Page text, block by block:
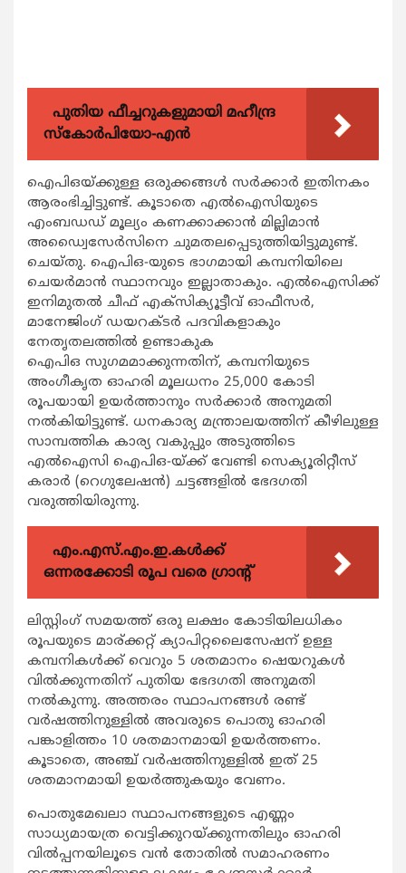
പുതിയ ഫീച്ചറുകളുമായി മഹീന്ദ്ര
സ്കോർപിയോ-എൻ
ഐപിഒയ്ക്കുള്ള ഒരുക്കങ്ങള്‍ സര്‍ക്കാര്‍ ഇതിനകം
ആരംഭിച്ചിട്ടുണ്ട്. കൂടാതെ എല്‍ഐസിയുടെ
എംബഡഡ് മൂല്യം കണക്കാക്കാന്‍ മില്ലിമാന്‍
അഡ്വൈസേര്‍സിനെ ചുമതലപ്പെടുത്തിയിട്ടുമുണ്ട്.
ചെയ്തു. ഐപിഒ-യുടെ ഭാഗമായി കമ്പനിയിലെ
ചെയര്‍മാന്‍ സ്ഥാനവും ഇല്ലാതാകും. എല്‍ഐസിക്ക്
ഇനിമുതല്‍ ചീഫ് എക്സിക്യൂട്ടീവ് ഓഫീസര്‍,
മാനേജിംഗ് ഡയറക്ടര്‍ പദവികളാകും
നേതൃതലത്തില്‍ ഉണ്ടാകുക
ഐപിഒ സുഗമമാക്കുന്നതിന്, കമ്പനിയുടെ
അംഗീകൃത ഓഹരി മൂലധനം 25,000 കോടി
രൂപയായി ഉയര്‍ത്താനും സര്‍ക്കാര്‍ അനുമതി
നല്‍കിയിട്ടുണ്ട്. ധനകാര്യ മന്ത്രാലയത്തിന് കീഴിലുള്ള
സാമ്പത്തിക കാര്യ വകുപ്പും അടുത്തിടെ
എല്‍ഐസി ഐപിഒ-യ്ക്ക് വേണ്ടി സെക്യൂരിറ്റീസ്
കരാര്‍ (റെഗുലേഷന്‍) ചട്ടങ്ങളില്‍ ഭേദഗതി
വരുത്തിയിരുന്നു.
എം.എസ്.എം.ഇ.കൾക്ക്
ഒന്നരക്കോടി രൂപ വരെ ഗ്രാന്റ്
ലിസ്റ്റിംഗ് സമയത്ത് ഒരു ലക്ഷം കോടിയിലധികം
രൂപയുടെ മാര്ക്കറ്റ് ക്യാപിറ്റലൈസേഷന് ഉള്ള
കമ്പനികള്‍ക്ക് വെറും 5 ശതമാനം ഷെയറുകള്‍
വില്‍ക്കുന്നതിന് പുതിയ ഭേദഗതി അനുമതി
നല്‍കുന്നു. അത്തരം സ്ഥാപനങ്ങള്‍ രണ്ട്
വര്‍ഷത്തിനുള്ളില്‍ അവരുടെ പൊതു ഓഹരി
പങ്കാളിത്തം 10 ശതമാനമായി ഉയര്‍ത്തണം.
കൂടാതെ, അഞ്ച് വര്‍ഷത്തിനുള്ളില്‍ ഇത് 25
ശതമാനമായി ഉയര്‍ത്തുകയും വേണം.
പൊതുമേഖലാ സ്ഥാപനങ്ങളുടെ എണ്ണം
സാധ്യമായത്ര വെട്ടിക്കുറയ്ക്കുന്നതിലും ഓഹരി
വില്‍പ്പനയിലൂടെ വന്‍ തോതില്‍ സമാഹരണം